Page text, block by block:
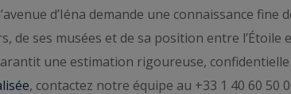
d’Iéna demande une connaissance
de ses musées et de sa position entre
une estimation rigoureuse,
, contactez notre équipe au +33 1 40 60